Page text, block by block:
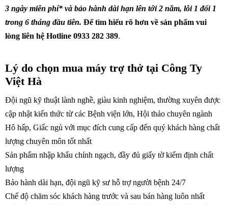
3 ngày miễn phí* và bảo hành dài hạn lên tới 2 năm, lỗi 1 đổi 1
trong 6 tháng đầu tiên. Để tìm hiểu rõ hơn về sản phẩm vui
lòng liên hệ Hotline 0933 282 389.
Lý do chọn mua máy trợ thở tại Công Ty
Việt Hà
Đội ngũ kỹ thuật lành nghề, giàu kinh nghiệm, thường xuyên được
cập nhật kiến thức từ các Bệnh viện lớn, Hội thảo chuyên ngành
Hô hấp, Giấc ngủ với mục đích cung cấp đến quý khách hàng chất
lượng chuyên môn tốt nhất
Sản phẩm nhập khẩu chính ngạch, đầy đủ giấy tờ kiểm định chất
lượng
Bảo hành dài hạn, đội ngũ kỹ sư hỗ trợ người bệnh 24/7
Chế độ chăm sóc khách hàng trước và sau bán hàng luôn nhất